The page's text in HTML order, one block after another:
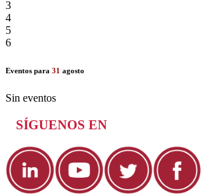
3
4
5
6
Eventos para 31 agosto
Sin eventos
SÍGUENOS EN